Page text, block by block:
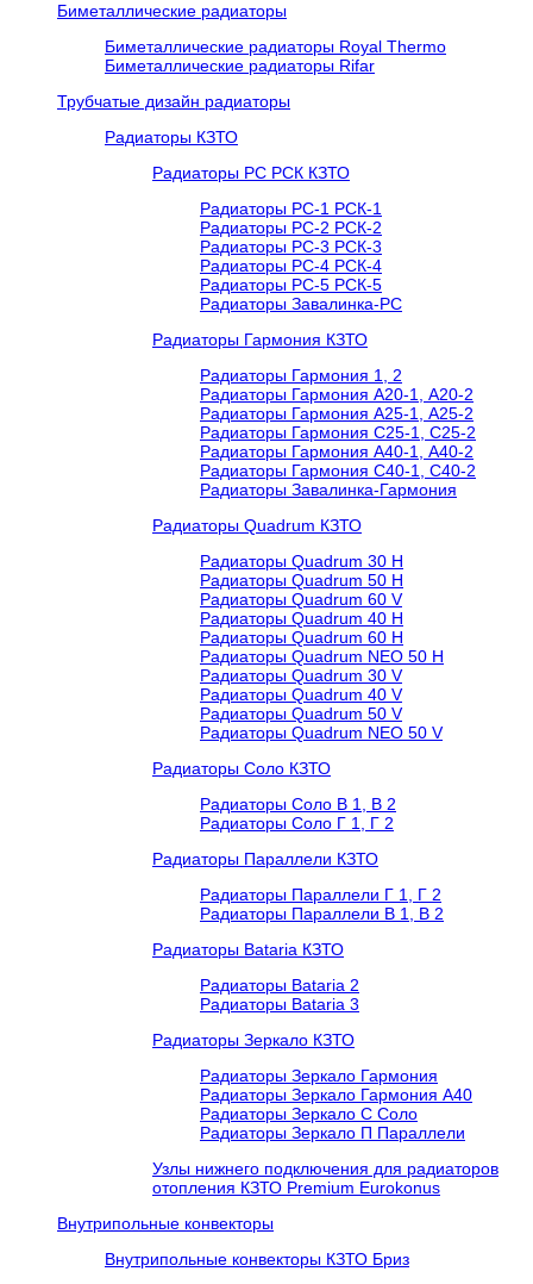
Биметаллические радиаторы
Биметаллические радиаторы Royal Thermo
Биметаллические радиаторы Rifar
Трубчатые дизайн радиаторы
Радиаторы КЗТО
Радиаторы РС РСК КЗТО
Радиаторы РС-1 РСК-1
Радиаторы РС-2 РСК-2
Радиаторы РС-3 РСК-3
Радиаторы РС-4 РСК-4
Радиаторы РС-5 РСК-5
Радиаторы Завалинка-РС
Радиаторы Гармония КЗТО
Радиаторы Гармония 1, 2
Радиаторы Гармония А20-1, А20-2
Радиаторы Гармония А25-1, А25-2
Радиаторы Гармония С25-1, С25-2
Радиаторы Гармония А40-1, А40-2
Радиаторы Гармония С40-1, С40-2
Радиаторы Завалинка-Гармония
Радиаторы Quadrum КЗТО
Радиаторы Quadrum 30 H
Радиаторы Quadrum 50 H
Радиаторы Quadrum 60 V
Радиаторы Quadrum 40 H
Радиаторы Quadrum 60 H
Радиаторы Quadrum NEO 50 H
Радиаторы Quadrum 30 V
Радиаторы Quadrum 40 V
Радиаторы Quadrum 50 V
Радиаторы Quadrum NEO 50 V
Радиаторы Соло КЗТО
Радиаторы Соло В 1, В 2
Радиаторы Соло Г 1, Г 2
Радиаторы Параллели КЗТО
Радиаторы Параллели Г 1, Г 2
Радиаторы Параллели В 1, В 2
Радиаторы Bataria КЗТО
Радиаторы Bataria 2
Радиаторы Bataria 3
Радиаторы Зеркало КЗТО
Радиаторы Зеркало Гармония
Радиаторы Зеркало Гармония А40
Радиаторы Зеркало С Соло
Радиаторы Зеркало П Параллели
Узлы нижнего подключения для радиаторов
отопления КЗТО Premium Eurokonus
Внутрипольные конвекторы
Внутрипольные конвекторы КЗТО Бриз